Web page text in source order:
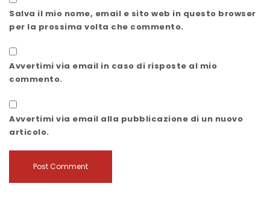
Salva il mio nome, email e sito web in questo browser
per la prossima volta che commento.
Avvertimi via email in caso di risposte al mio
commento.
Avvertimi via email alla pubblicazione di un nuovo
articolo.